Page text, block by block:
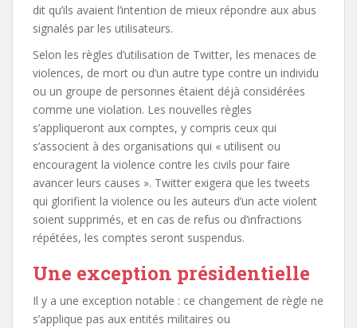
dit qu’ils avaient l’intention de mieux répondre aux abus
signalés par les utilisateurs.
Selon les règles d’utilisation de Twitter, les menaces de
violences, de mort ou d’un autre type contre un individu
ou un groupe de personnes étaient déjà considérées
comme une violation. Les nouvelles règles
s’appliqueront aux comptes, y compris ceux qui
s’associent à des organisations qui « utilisent ou
encouragent la violence contre les civils pour faire
avancer leurs causes ». Twitter exigera que les tweets
qui glorifient la violence ou les auteurs d’un acte violent
soient supprimés, et en cas de refus ou d’infractions
répétées, les comptes seront suspendus.
Une exception présidentielle
Il y a une exception notable : ce changement de règle ne
s’applique pas aux entités militaires ou